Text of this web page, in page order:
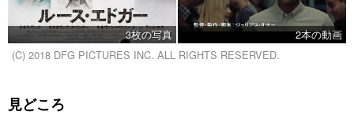
3枚の写真
2本の動画
(C) 2018 DFG PICTURES INC. ALL RIGHTS RESERVED.
見どころ